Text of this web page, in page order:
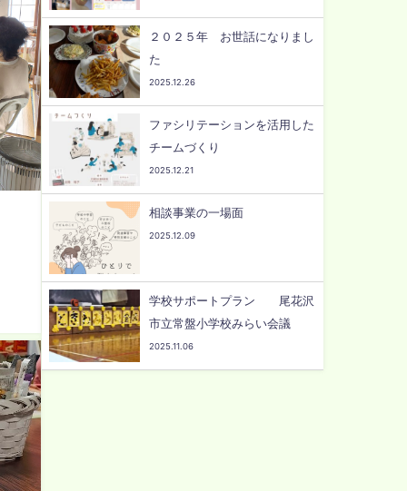
２０２５年 お世話になりまし
た
2025.12.26
ファシリテーションを活用した
チームづくり
2025.12.21
相談事業の一場面
2025.12.09
学校サポートプラン 尾花沢
市立常盤小学校みらい会議
2025.11.06